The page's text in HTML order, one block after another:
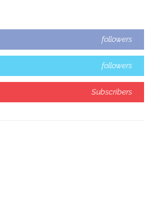
followers
followers
Subscribers